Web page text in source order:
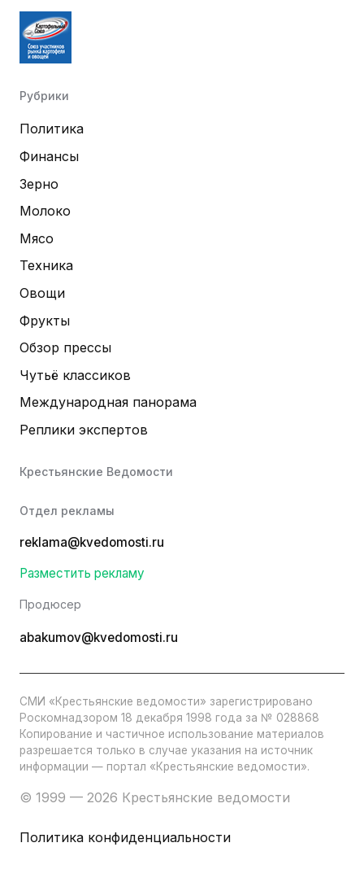
Рубрики
Политика
Финансы
Зерно
Молоко
Мясо
Техника
Овощи
Фрукты
Обзор прессы
Чутьё классиков
Международная панорама
Реплики экспертов
Крестьянские Ведомости
Отдел рекламы
reklama@kvedomosti.ru
Разместить рекламу
Продюсер
abakumov@kvedomosti.ru
СМИ «Крестьянские ведомости» зарегистрировано
Роскомнадзором 18 декабря 1998 года за № 028868
Копирование и частичное использование материалов
разрешается только в случае указания на источник
информации — портал «Крестьянские ведомости».
© 1999 — 2026 Крестьянские ведомости
Политика конфиденциальности